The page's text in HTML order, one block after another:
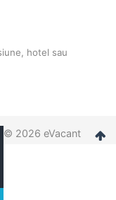
hotel sau
© 2026 eVacant